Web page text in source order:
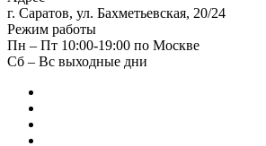
г. Саратов, ул. Бахметьевская, 20/24
Режим работы
Пн – Пт 10:00-19:00 по Москве
Сб – Вс выходные дни